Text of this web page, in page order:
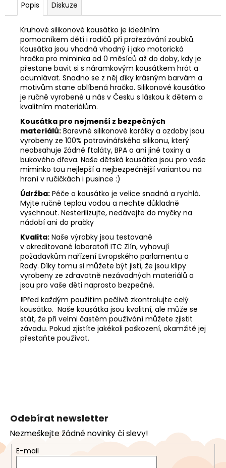
Popis Diskuze
Kruhové silikonové kousátko je ideálním
pomocníkem dětí i rodičů při prořezávání zoubků.
Kousátka jsou vhodná vhodný i jako motorická
hračka pro miminka od 0 měsíců až do doby, kdy je
přestane bavit si s náramkovým kousátkem hrát a
ocumlávat. Snadno se z něj díky krásným barvám a
motivům stane oblíbená hračka. Silikonové kousátko
je ručně vyrobené u nás v Česku s láskou k dětem a
kvalitním materiálům.
Kousátka pro nejmenší z bezpečných
materiálů: Barevné silikonové korálky a ozdoby jsou
vyrobeny ze 100% potravinářského silikonu, který
neobsahuje žádné ftaláty, BPA a ani jiné toxiny a
bukového dřeva. Naše dětská kousátka jsou pro vaše
miminko tou nejlepší a nejbezpečnější variantou na
hraní v ručičkách i pusince :)
Údržba: Péče o kousátko je velice snadná a rychlá.
Myjte ručně teplou vodou a nechte důkladně
vyschnout. Nesterilizujte, nedávejte do myčky na
nádobí ani do pračky
Kvalita: Naše výrobky jsou testované
v akreditované laboratoři ITC Zlín, vyhovují
požadavkům nařízení Evropského parlamentu a
Rady. Díky tomu si můžete být jistí, že jsou klipy
vyrobeny ze zdravotně nezávadných materiálů a
jsou pro vaše děti naprosto bezpečné.
!Před každým použitím pečlivě zkontrolujte celý
kousátko. Naše kousátka jsou kvalitní, ale může se
stát, že při velmi častém používání můžete zjistit
závadu. Pokud zjistíte jakékoli poškození, okamžitě jej
přestaňte používat.
a
t
Odebírat newsletter
Nezmeškejte žádné novinky či slevy!
E-mail